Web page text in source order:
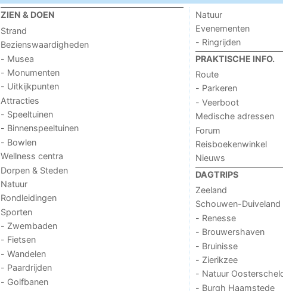
ZIEN & DOEN
Strand
Bezienswaardigheden
- Musea
- Monumenten
- Uitkijkpunten
Attracties
- Speeltuinen
- Binnenspeeltuinen
- Bowlen
Wellness centra
Dorpen & Steden
Natuur
Rondleidingen
Sporten
- Zwembaden
- Fietsen
- Wandelen
- Paardrijden
- Golfbanen
Natuur
Evenementen
- Ringrijden
PRAKTISCHE INFO.
Route
- Parkeren
- Veerboot
Medische adressen
Forum
Reisboekenwinkel
Nieuws
DAGTRIPS
Zeeland
Schouwen-Duiveland
- Renesse
- Brouwershaven
- Bruinisse
- Zierikzee
- Natuur
- Burgh Haamstede